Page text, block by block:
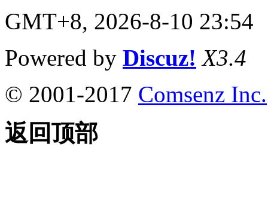
GMT+8, 2026-8-10 23:54
Powered by Discuz! X3.4
© 2001-2017 Comsenz Inc.
返回顶部